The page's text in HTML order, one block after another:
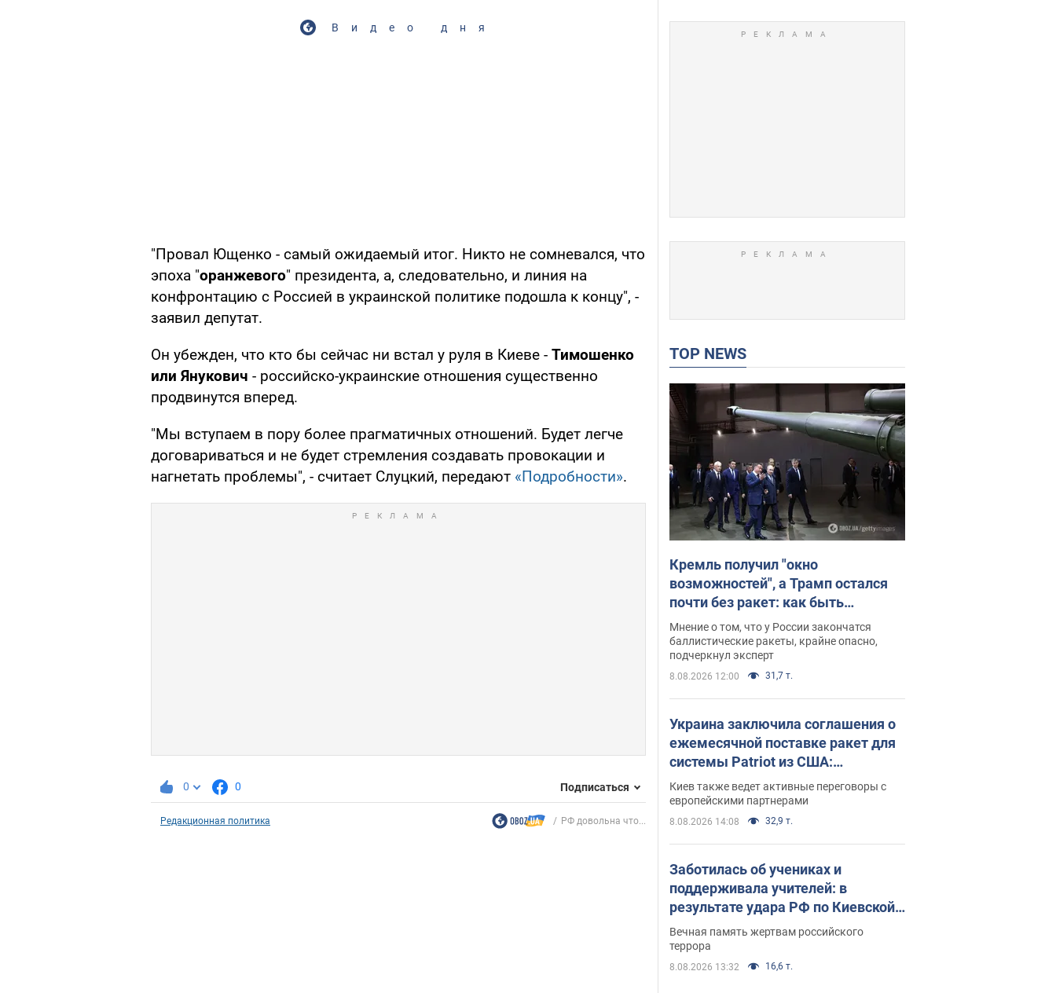
Видео дня
"Провал Ющенко - самый ожидаемый итог. Никто не сомневался, что
эпоха "оранжевого" президента, а, следовательно, и линия на
конфронтацию с Россией в украинской политике подошла к концу", -
заявил депутат.
Он убежден, что кто бы сейчас ни встал у руля в Киеве - Тимошенко
или Янукович - российско-украинские отношения существенно
продвинутся вперед.
"Мы вступаем в пору более прагматичных отношений. Будет легче
договариваться и не будет стремления создавать провокации и
нагнетать проблемы", - считает Слуцкий, передают «Подробности».
0 0 Подписаться
Редакционная политика РФ довольна что...
TOP NEWS
Кремль получил "окно
возможностей", а Трамп остался
почти без ракет: как быть
Украине? Интервью с Мельником
Мнение о том, что у России закончатся
баллистические ракеты, крайне опасно,
подчеркнул эксперт
8.08.2026 12:00 31,7 т.
Украина заключила соглашения о
ежемесячной поставке ракет для
системы Patriot из США:
Зеленский раскрыл подробности
Киев также ведет активные переговоры с
европейскими партнерами
8.08.2026 14:08 32,9 т.
Заботилась об учениках и
поддерживала учителей: в
результате удара РФ по Киевской
области погибли директор
киевского лицея, её муж и внук
Вечная память жертвам российского
террора
8.08.2026 13:32 16,6 т.